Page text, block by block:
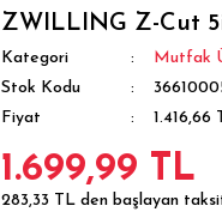
ZWILLING Z-Cut
Kategori
Mutfak
Stok Kodu
Fiyat
1.416,66
1.699,99 TL
283,33 TL den başlayan